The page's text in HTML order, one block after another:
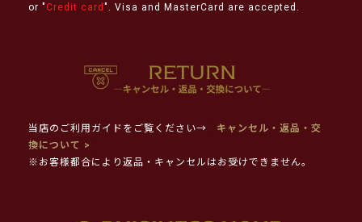
or " Credit card ". Visa and MasterCard are accepted.
当店のご利用ガイドをご覧ください→
キャンセル・返品・交
換について >
※お客様都合により返品・キャンセルはお受けできません。